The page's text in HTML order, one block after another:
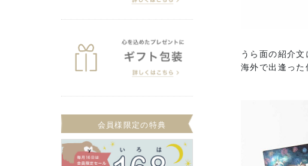
うら面の紹介文
海外で出逢っ
会員様限定の特典